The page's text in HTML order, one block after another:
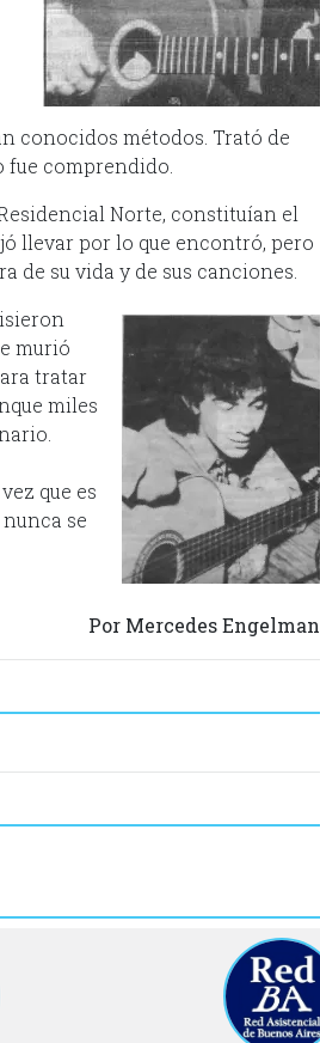
conocidos métodos. Trató de
fue comprendido.
Norte, constituían el
llevar por lo que encontró, pero
de su vida y de sus canciones.
murió
tratar
miles
que es
se
Por Mercedes Engelman